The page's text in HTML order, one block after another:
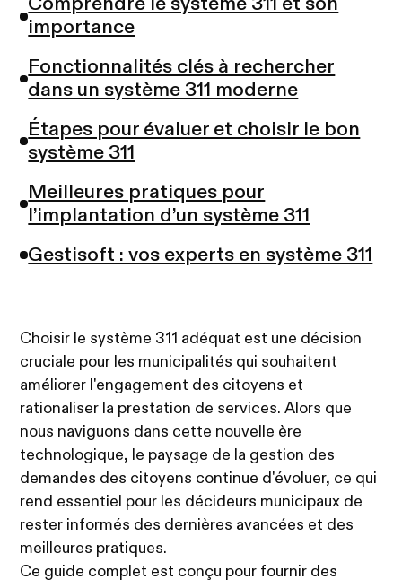
Comprendre le système 311 et son
importance
Fonctionnalités clés à rechercher
dans un système 311 moderne
Étapes pour évaluer et choisir le bon
système 311
Meilleures pratiques pour
l’implantation d’un système 311
Gestisoft : vos experts en système 311
Choisir le système 311 adéquat est une décision
cruciale pour les municipalités qui souhaitent
améliorer l'engagement des citoyens et
rationaliser la prestation de services. Alors que
nous naviguons dans cette nouvelle ère
technologique, le paysage de la gestion des
demandes des citoyens continue d'évoluer, ce qui
rend essentiel pour les décideurs municipaux de
rester informés des dernières avancées et des
meilleures pratiques.
Ce guide complet est conçu pour fournir des